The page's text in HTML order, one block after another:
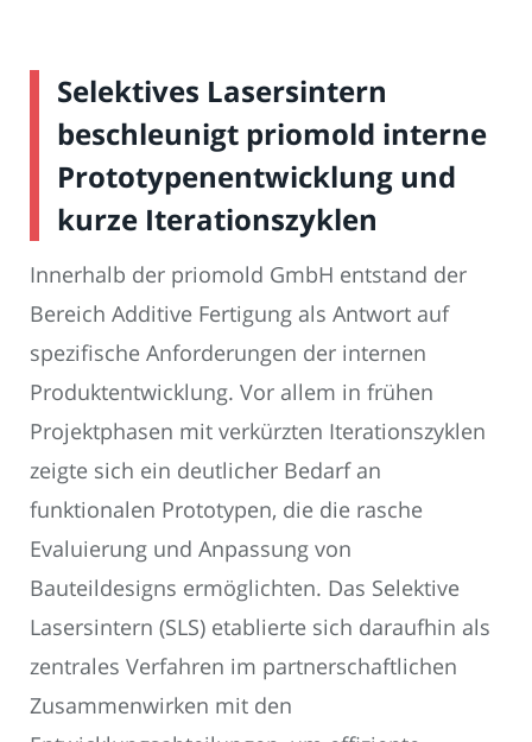
Selektives Lasersintern
beschleunigt priomold interne
Prototypenentwicklung und
kurze Iterationszyklen
Innerhalb der priomold GmbH entstand der
Bereich Additive Fertigung als Antwort auf
spezifische Anforderungen der internen
Produktentwicklung. Vor allem in frühen
Projektphasen mit verkürzten Iterationszyklen
zeigte sich ein deutlicher Bedarf an
funktionalen Prototypen, die die rasche
Evaluierung und Anpassung von
Bauteildesigns ermöglichten. Das Selektive
Lasersintern (SLS) etablierte sich daraufhin als
zentrales Verfahren im partnerschaftlichen
Zusammenwirken mit den